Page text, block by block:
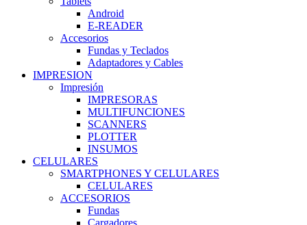
Android
E-READER
Accesorios
Fundas y Teclados
Adaptadores y Cables
IMPRESION
Impresión
IMPRESORAS
MULTIFUNCIONES
SCANNERS
PLOTTER
INSUMOS
CELULARES
SMARTPHONES Y CELULARES
CELULARES
ACCESORIOS
Fundas
Cargadores